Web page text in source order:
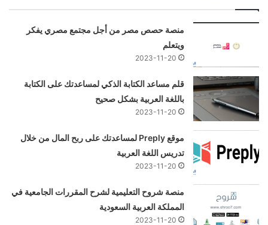
منصة حصص مصر من أجل مجتمع مصري يفكر
ويتعلم
2023-11-20
قلم مساعد الكتابة الذكي لمساعدتك على الكتابة
باللغة العربية بشكل صحيح
2023-11-20
موقع Preply لمساعدتك على ربح المال من خلال
تدريس اللغة العربية
2023-11-20
منصة شروح التعليمية لشرح المقررات الجامعية في
المملكة العربية السعودية
2023-11-20